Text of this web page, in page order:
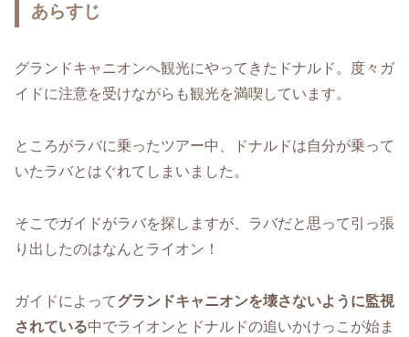
あらすじ
グランドキャニオンへ観光にやってきたドナルド。度々ガ
イドに注意を受けながらも観光を満喫しています。
ところがラバに乗ったツアー中、ドナルドは自分が乗って
いたラバとはぐれてしまいました。
そこでガイドがラバを探しますが、ラバだと思って引っ張
り出したのはなんとライオン！
ガイドによってグランドキャニオンを壊さないように監視
されている中でライオンとドナルドの追いかけっこが始ま